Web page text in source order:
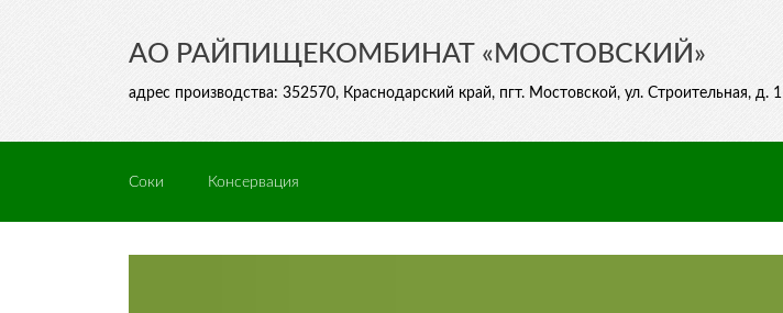
АО РАЙПИЩЕКОМБИНАТ «МОСТОВСКИЙ»
адрес производства: 352570, Краснодарский край, пгт. Мостовской, ул. Строительная, д. 1
Соки Консервация